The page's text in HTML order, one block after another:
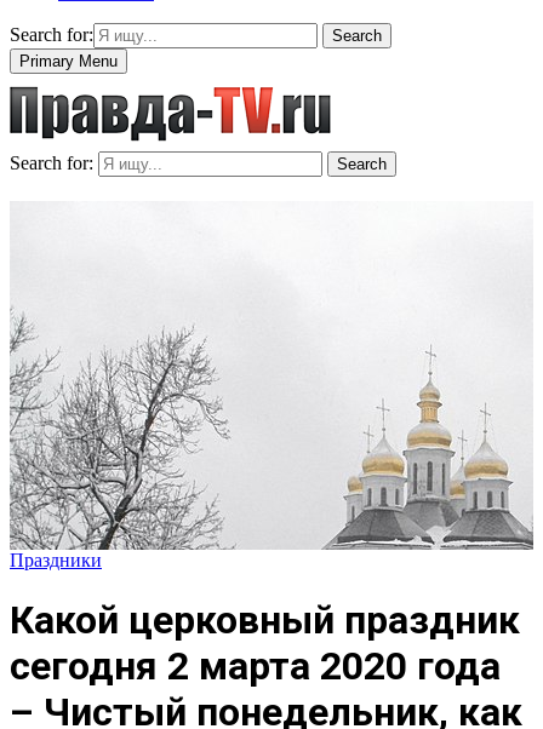
Search for:
Search
Primary Menu
Search for: Search
Праздники
Какой церковный праздник
сегодня 2 марта 2020 года
– Чистый понедельник, как